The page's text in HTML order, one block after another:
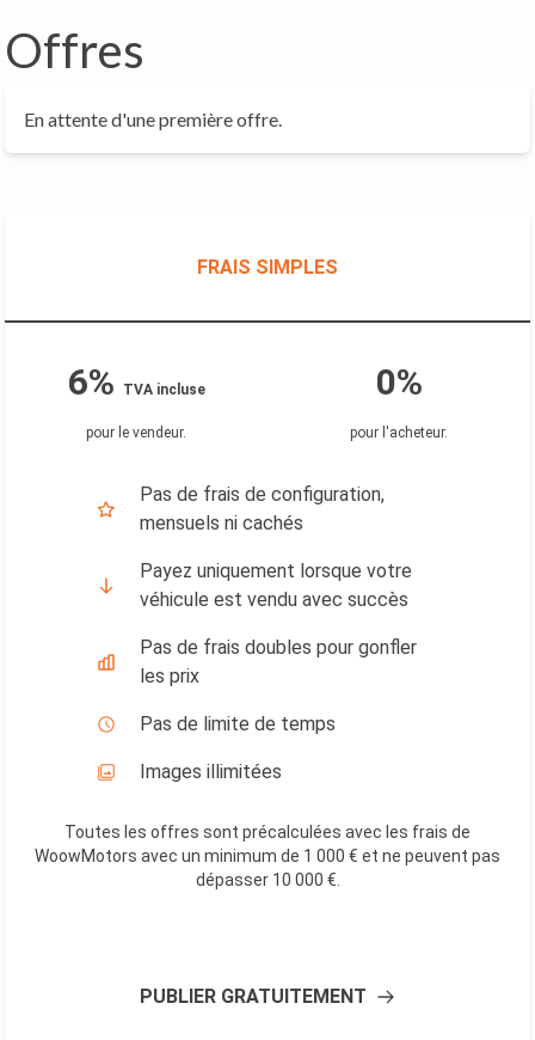
Offres
En attente d'une première offre.
FRAIS SIMPLES
6% TVA incluse 0%
pour le vendeur. pour l'acheteur.
Pas de frais de configuration,
mensuels ni cachés
Payez uniquement lorsque votre
véhicule est vendu avec succès
Pas de frais doubles pour gonfler
les prix
Pas de limite de temps
Images illimitées
Toutes les offres sont précalculées avec les frais de
WoowMotors avec un minimum de 1 000 € et ne peuvent pas
dépasser 10 000 €
PUBLIER GRATUITEMENT